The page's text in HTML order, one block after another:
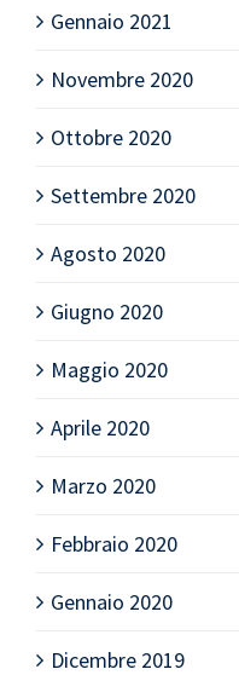
Gennaio 2021
Novembre 2020
Ottobre 2020
Settembre 2020
Agosto 2020
Giugno 2020
Maggio 2020
Aprile 2020
Marzo 2020
Febbraio 2020
Gennaio 2020
Dicembre 2019